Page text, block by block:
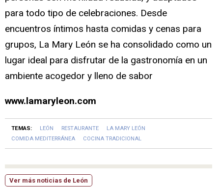
para todo tipo de celebraciones. Desde
encuentros íntimos hasta comidas y cenas para
grupos, La Mary León se ha consolidado como un
lugar ideal para disfrutar de la gastronomía en un
ambiente acogedor y lleno de sabor
www.lamaryleon.com
TEMAS: LEÓN RESTAURANTE
LA MARY LEÓN
COMIDA MEDITERRÁNEA
COCINA TRADICIONAL
Ver más noticias de León